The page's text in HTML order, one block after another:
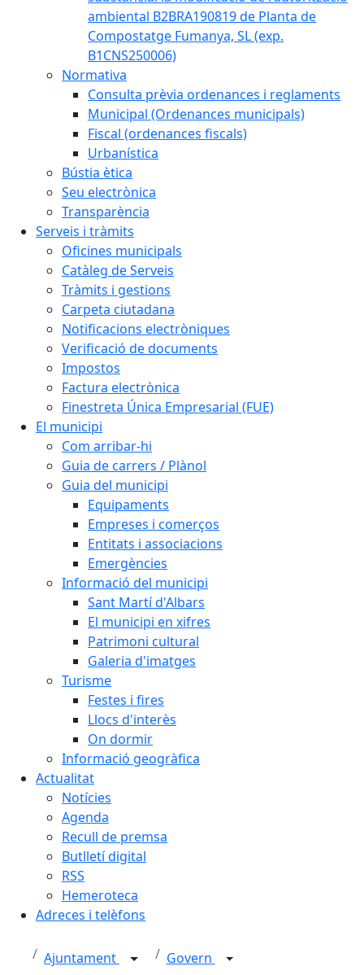
ambiental B2BRA190819 de Planta de
Compostatge Fumanya, SL (exp.
B1CNS250006)
Normativa
Consulta prèvia ordenances i reglaments
Municipal (Ordenances municipals)
Fiscal (ordenances fiscals)
Urbanística
Bústia ètica
Seu electrònica
Transparència
Serveis i tràmits
Oficines municipals
Catàleg de Serveis
Tràmits i gestions
Carpeta ciutadana
Notificacions electròniques
Verificació de documents
Impostos
Factura electrònica
Finestreta Única Empresarial (FUE)
El municipi
Com arribar-hi
Guia de carrers / Plànol
Guia del municipi
Equipaments
Empreses i comerços
Entitats i associacions
Emergències
Informació del municipi
Sant Martí d'Albars
El municipi en xifres
Patrimoni cultural
Galeria d'imatges
Turisme
Festes i fires
Llocs d'interès
On dormir
Informació geogràfica
Actualitat
Notícies
Agenda
Recull de premsa
Butlletí digital
RSS
Hemeroteca
Adreces i telèfons
Ajuntament
Govern